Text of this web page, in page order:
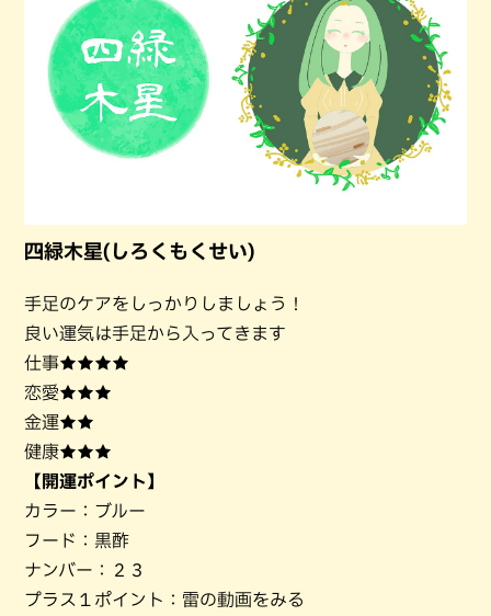
四緑木星(しろくもくせい)
手足のケアをしっかりしましょう！
良い運気は手足から入ってきます
仕事★★★★
恋愛★★★
金運★★
健康★★★
【開運ポイント】
カラー：ブルー
フード：黒酢
ナンバー：２３
プラス１ポイント：雷の動画をみる